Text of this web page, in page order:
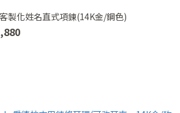
製化姓名直式項鍊(14K金/鋼色)